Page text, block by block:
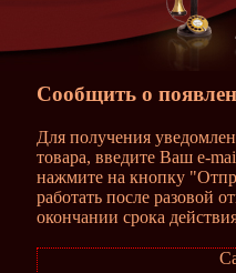
Сообщить о
Для получения
товара, введите Ваш e-
нажмите на кнопку
работать после разовой
окончании срока